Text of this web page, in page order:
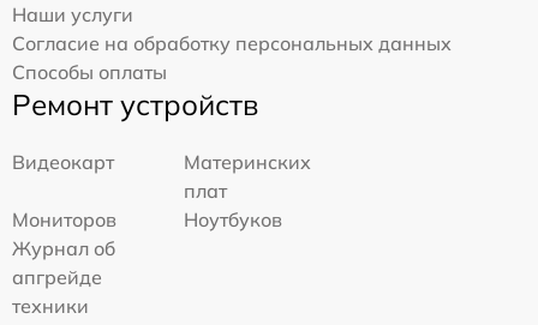
Наши услуги
Согласие на обработку персональных данных
Способы оплаты
Ремонт устройств
Видеокарт
Материнских
плат
Мониторов
Ноутбуков
Журнал об
апгрейде
техники